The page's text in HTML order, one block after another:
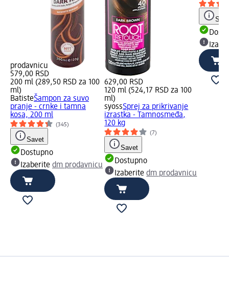
prodavnicu
579,00 RSD
200 ml (289,50 RSD za 100
ml)
BatisteŠampon za suvo
pranje - crnke i tamna
kosa, 200 ml
(345)
Savet
Dostupno
Izaberite dm prodavnicu
629,00 RSD
120 ml (524,17 RSD za 100
ml)
syossSprej za prikrivanje
izrastka - Tamnosmeđa,
120 kg
(7)
Savet
Dostupno
Izaberitedm prodavnicu